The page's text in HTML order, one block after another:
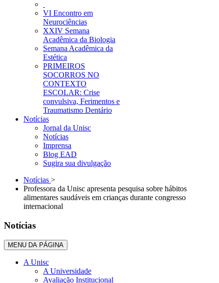
VI Encontro em
Neurociências
XXIV Semana
Acadêmica da Biologia
Semana Acadêmica da
Estética
PRIMEIROS
SOCORROS NO
CONTEXTO
ESCOLAR: Crise
convulsiva, Ferimentos e
Traumatismo Dentário
Notícias
Jornal da Unisc
Notícias
Imprensa
Blog EAD
Sugira sua divulgação
Notícias >
Professora da Unisc apresenta pesquisa sobre hábitos
alimentares saudáveis em crianças durante congresso
internacional
Notícias
MENU DA PÁGINA
A Unisc
A Universidade
Avaliação Institucional